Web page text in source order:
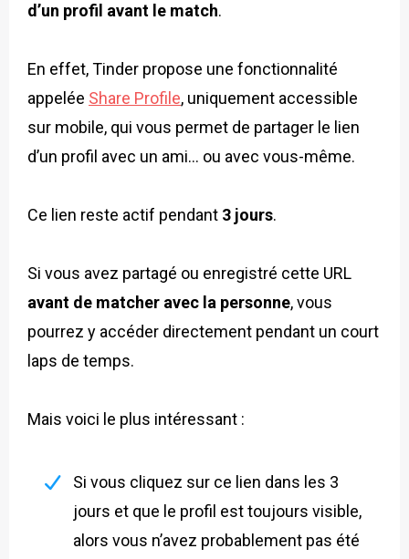
d’un profil avant le match.
En effet, Tinder propose une fonctionnalité
appelée Share Profile, uniquement accessible
sur mobile, qui vous permet de partager le lien
d’un profil avec un ami… ou avec vous-même.
Ce lien reste actif pendant 3 jours.
Si vous avez partagé ou enregistré cette URL
avant de matcher avec la personne, vous
pourrez y accéder directement pendant un court
laps de temps.
Mais voici le plus intéressant :
Si vous cliquez sur ce lien dans les 3
jours et que le profil est toujours visible,
alors vous n’avez probablement pas été